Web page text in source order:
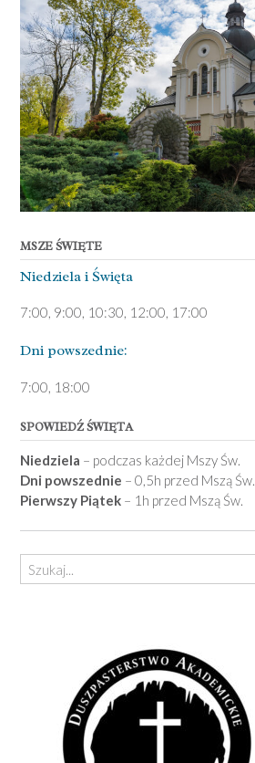
MSZE ŚWIĘTE
Niedziela ­i Święta
7:00, 9:00, 10:30, 12:00, 17:00
Dni pows­zednie:
7­:00, 18:00­
SPOWIEDŹ ŚWIĘTA
Niedziela – podczas każdej Mszy Św.
Dni powszednie – 0,5h przed Mszą Św.
Pierwszy Piątek – 1h przed Mszą Św.